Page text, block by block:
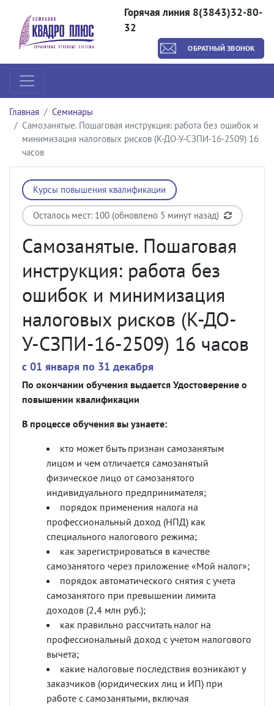
Горячая линия 8(3843)32-80-
32
ОБРАТНЫЙ ЗВОНОК
Главная
Семинары
Самозанятые. Пошаговая инструкция: работа без ошибок и
минимизация налоговых рисков (К-ДО-У-СЗПИ-16-2509) 16
часов
Курсы повышения квалификации
Осталось мест: 100 (обновлено 5 минут назад)
Самозанятые. Пошаговая
инструкция: работа без
ошибок и минимизация
налоговых рисков (К-ДО-
У-СЗПИ-16-2509) 16 часов
c 01 января по 31 декабря
По окончании обучения выдается Удостоверение о
повышении квалификации
В процессе обучения вы узнаете:
кто может быть признан самозанятым
лицом и чем отличается самозанятый
физическое лицо от самозанятого
индивидуального предпринимателя;
порядок применения налога на
профессиональный доход (НПД) как
специального налогового режима;
как зарегистрироваться в качестве
самозанятого через приложение «Мой налог»;
порядок автоматического снятия с учета
самозанятого при превышении лимита
доходов (2,4 млн руб.);
как правильно рассчитать налог на
профессиональный доход с учетом налогового
вычета;
какие налоговые последствия возникают у
заказчиков (юридических лиц и ИП) при
работе с самозанятыми, включая